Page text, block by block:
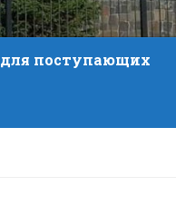
поступающих